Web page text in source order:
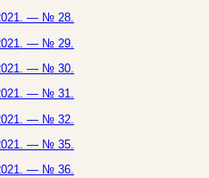
— № 28.
— № 29.
— № 30.
— № 31.
— № 32.
— № 35.
— № 36.